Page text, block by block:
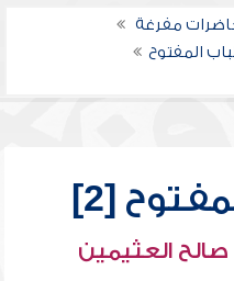
مفرغة
المفتوح
[2]
العثيمين